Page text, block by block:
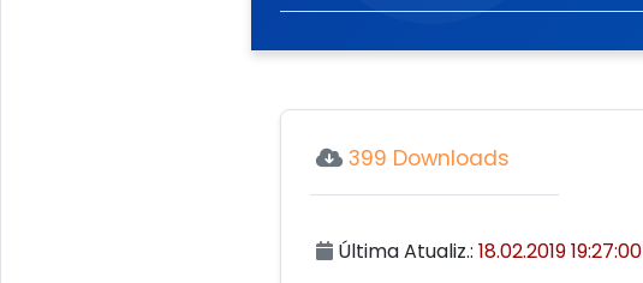
399 Downloads
Última Atualiz.: 18.02.2019 19:27:00